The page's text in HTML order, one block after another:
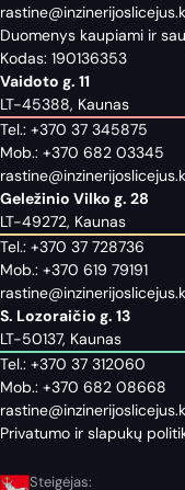
Duomenys kaupiami ir
Kodas: 190136353
Vaidoto g. 11
LT-45388, Kaunas
Tel.: +370 37 345875
Mob.: +370 682 03345
Geležinio Vilko g. 28
LT-49272, Kaunas
Tel.: +370 37 728736
Mob.: +370 619 79191
S. Lozoraičio g. 13
LT-50137, Kaunas
Tel.: +370 37 312060
Mob.: +370 682 08668
Privatumo ir slapukų
Steigėjas: